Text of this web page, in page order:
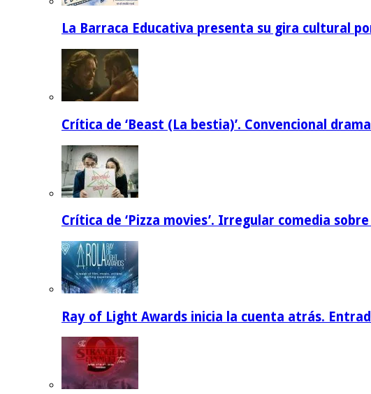
La Barraca Educativa presenta su gira cultural
Crítica de ‘Beast (La bestia)’. Convencional
Crítica de ‘Pizza movies’. Irregular comedia
Ray of Light Awards inicia la cuenta atrás.